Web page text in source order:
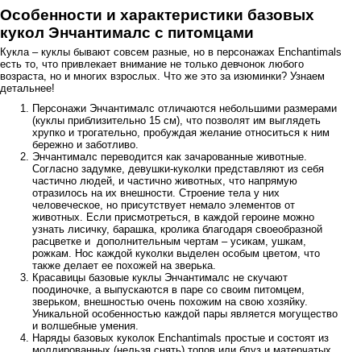
Особенности и характеристики базовых
кукол Энчантималс с питомцами
Кукла – куклы бывают совсем разные, но в персонажах Enchantimals
есть то, что привлекает внимание не только девчонок любого
возраста, но и многих взрослых. Что же это за изюминки? Узнаем
детальнее!
Персонажи Энчантималс отличаются небольшими размерами
(куклы приблизительно 15 см), что позволят им выглядеть
хрупко и трогательно, пробуждая желание относиться к ним
бережно и заботливо.
Энчантималс переводится как зачарованные животные.
Согласно задумке, девушки-куколки представляют из себя
частично людей, и частично животных, что напрямую
отразилось на их внешности. Строение тела у них
человеческое, но присутствует немало элементов от
животных. Если присмотреться, в каждой героине можно
узнать лисичку, барашка, кролика благодаря своеобразной
расцветке и дополнительным чертам – усикам, ушкам,
рожкам. Нос каждой куколки выделен особым цветом, что
также делает ее похожей на зверька.
Красавицы базовые куклы Энчантималс не скучают
поодиночке, а выпускаются в паре со своим питомцем,
зверьком, внешностью очень похожим на свою хозяйку.
Уникальной особенностью каждой пары является могущество
и волшебные умения.
Наряды базовых куколок Enchantimals простые и состоят из